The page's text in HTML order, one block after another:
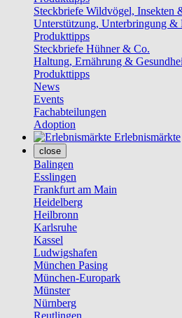
Steckbriefe Wildvögel, Insekten
Unterstützung, Unterbringung &
Produkttipps
Steckbriefe Hühner & Co.
Haltung, Ernährung &
Produkttipps
News
Events
Fachabteilungen
Adoption
Erlebnismärkte
close
Balingen
Esslingen
Frankfurt am Main
Heidelberg
Heilbronn
Karlsruhe
Kassel
Ludwigshafen
München Pasing
München-Europark
Münster
Nürnberg
Reutlingen